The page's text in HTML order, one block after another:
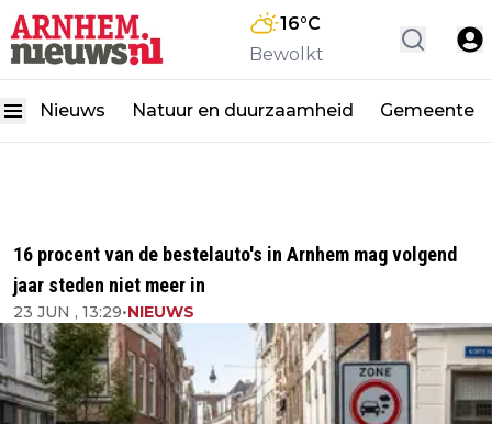
16°C
Bewolkt
Nieuws Natuur en duurzaamheid Gemeente
16 procent van de bestelauto's in Arnhem mag volgend
jaar steden niet meer in
23 JUN , 13:29•NIEUWS